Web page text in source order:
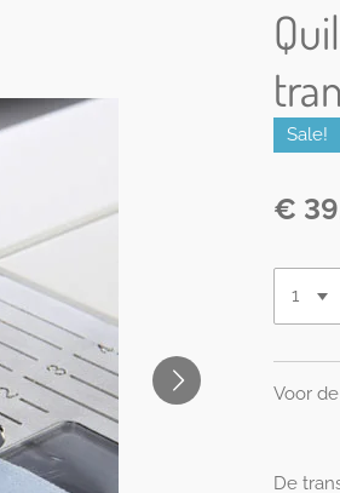
Sale!
€
Voor
De